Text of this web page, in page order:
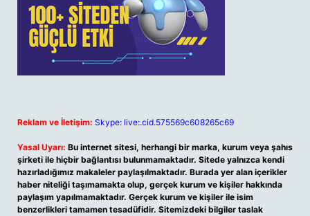
Reklam ve İletişim: Skype: live:.cid.575569c608265c69
Yasal Uyarı: Bu internet sitesi, herhangi bir marka, kurum veya şahıs
şirketi ile hiçbir bağlantısı bulunmamaktadır. Sitede yalnızca kendi
hazırladığımız makaleler paylaşılmaktadır. Burada yer alan içerikler
haber niteliği taşımamakta olup, gerçek kurum ve kişiler hakkında
paylaşım yapılmamaktadır. Gerçek kurum ve kişiler ile isim
benzerlikleri tamamen tesadüfidir. Sitemizdeki bilgiler taslak